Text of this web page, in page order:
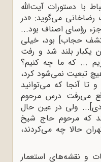
با دستورات آیت‌الله
می‌گوید: «در
رؤسای‌ اصناف‌ بود...
حجاب]‌ بود، خیلی‌
یکبار بلند شد و رفت‌
... که‌ ما چه‌ کنیم‌؟
تبعیت‌ نمی‌شود کرد،
تا آنجا که‌ می‌توانید
می‌رفت‌ درس‌ مرحوم‌
ولی‌ در عین‌ حال‌
که‌ مرحوم‌ حاج‌ شیخ‌
حالا چه‌ می‌کردند،
و نقشه‌های استعمار